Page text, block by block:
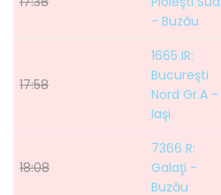
- Buzău
17:58
1665 IR:
Bucureşti
Nord Gr.A -
Iaşi
18:08
7366 R:
Galaţi -
Buzău